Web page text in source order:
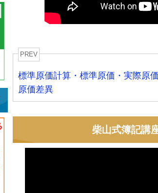
PREV
標準原価計算・標準原価・実際原価
原価差異
柴山式簿記講